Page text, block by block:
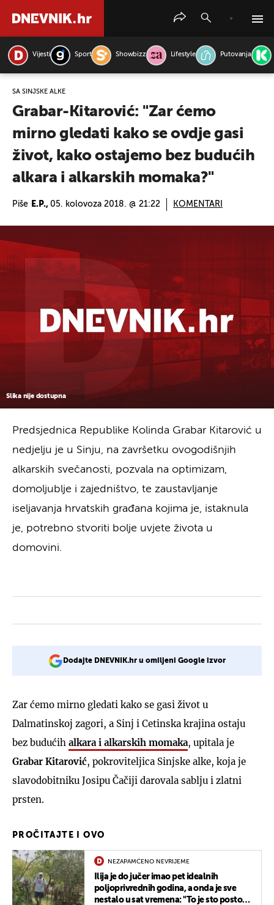
Vijesti Sport Showbizz Lifestyle Putovanja
SA SINJSKE ALKE
Grabar-Kitarović: "Zar ćemo
mirno gledati kako se ovdje gasi
život, kako ostajemo bez budućih
alkara i alkarskih momaka?"
Piše E.P., 05. kolovoza 2018. @ 21:22 KOMENTARI
Slika nije dostupna
Predsjednica Republike Kolinda Grabar Kitarović u
nedjelju je u Sinju, na završetku ovogodišnjih
alkarskih svečanosti, pozvala na optimizam,
domoljublje i zajedništvo, te zaustavljanje
iseljavanja hrvatskih građana kojima je, istaknula
je, potrebno stvoriti bolje uvjete života u
domovini.
Dodajte DNEVNIK.hr u omiljeni Google izvor
Zar ćemo mirno gledati kako se gasi život u
Dalmatinskoj zagori, a Sinj i Cetinska krajina ostaju
bez budućih alkara i alkarskih momaka, upitala je
Grabar Kitarović, pokroviteljica Sinjske alke, koja je
slavodobitniku Josipu Čačiji darovala sablju i zlatni
prsten.
PROČITAJTE I OVO
NEZAPAMĆENO NEVRIJEME
Ilija je do jučer imao pet idealnih
poljoprivrednih godina, a onda je sve
nestalo u sat vremena: "To je sto posto
PRETRAŽITE VIJESTI